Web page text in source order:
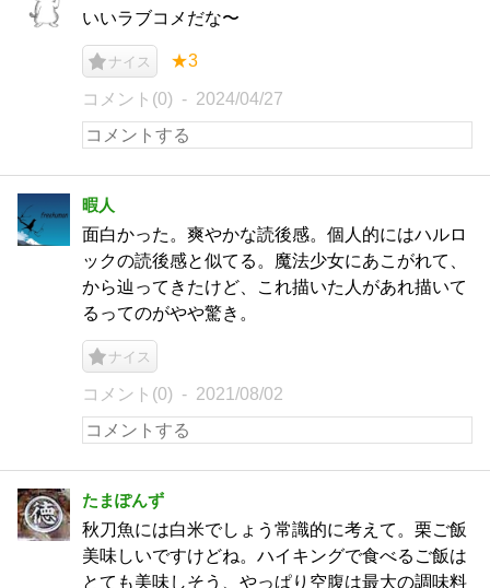
いいラブコメだな〜
ナイス ★3
コメント(0) 2024/04/27
暇人
面白かった。爽やかな読後感。個人的にはハルロ
ックの読後感と似てる。魔法少女にあこがれて、
から辿ってきたけど、これ描いた人があれ描いて
るってのがやや驚き。
ナイス
コメント(0) 2021/08/02
たまぽんず
秋刀魚には白米でしょう常識的に考えて。栗ご飯
美味しいですけどね。ハイキングで食べるご飯は
とても美味しそう、やっぱり空腹は最大の調味料